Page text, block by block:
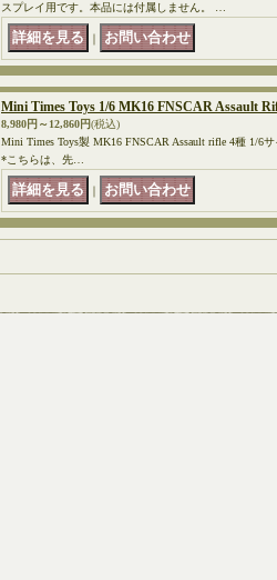
スプレイ用です。本品には付属しません。 …
｜
Mini Times Toys 1/6 MK16 FNSCAR Assault
8,980円～12,860円(税込)
Mini Times Toys製 MK16 FNSCAR Assault rifle 4種 1/6
*こちらは、先…
｜